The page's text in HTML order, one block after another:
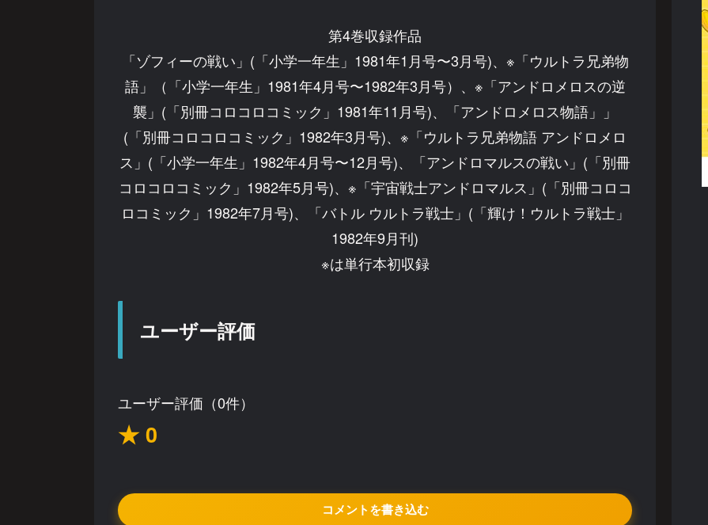
第4巻収録作品
「ゾフィーの戦い」(「小学一年生」1981年1月号〜3月号)、※「ウルトラ兄弟物
語」（「小学一年生」1981年4月号〜1982年3月号）、※「アンドロメロスの逆
襲」(「別冊コロコロコミック」1981年11月号)、「アンドロメロス物語」」
(「別冊コロコロコミック」1982年3月号)、※「ウルトラ兄弟物語 アンドロメロ
ス」(「小学一年生」1982年4月号〜12月号)、「アンドロマルスの戦い」(「別冊
コロコロコミック」1982年5月号)、※「宇宙戦士アンドロマルス」(「別冊コロコ
ロコミック」1982年7月号)、「バトル ウルトラ戦士」(「輝け！ウルトラ戦士」
1982年9月刊)
※は単行本初収録
ユーザー評価
ユーザー評価（0件）
★ 0
コメントを書き込む